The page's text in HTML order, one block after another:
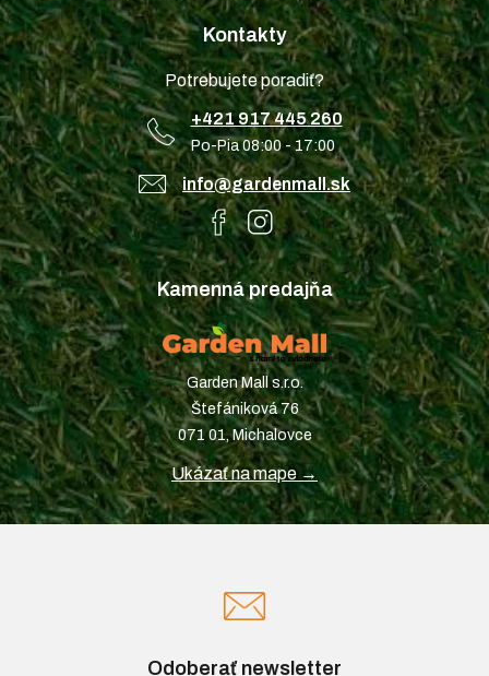
Kontakty
Potrebujete poradiť?
+421 917 445 260
Po-Pia 08:00 - 17:00
info@gardenmall.sk
Kamenná predajňa
Garden Mall s.r.o.
Štefániková 76
071 01, Michalovce
Ukázať na mape →
Odoberať newsletter